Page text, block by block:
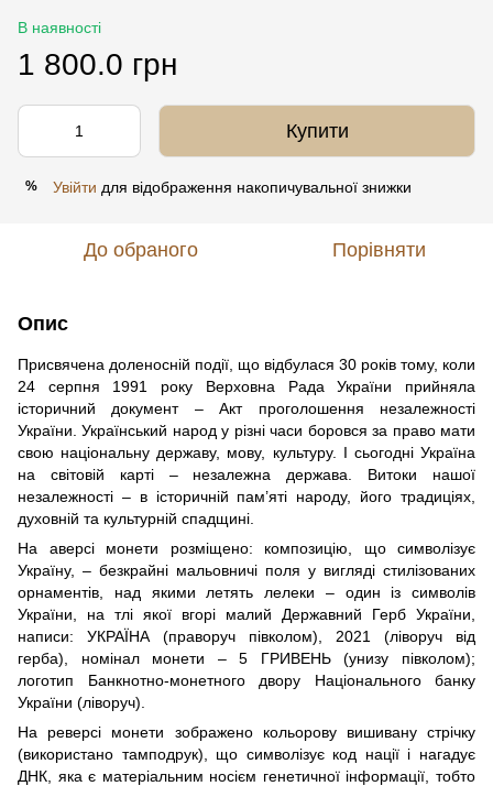
В наявності
1 800.0 грн
Купити
% Увійти для відображення накопичувальної знижки
До обраного Порівняти
Опис
Присвячена доленосній події, що відбулася 30 років тому, коли
24 серпня 1991 року Верховна Рада України прийняла
історичний документ – Акт проголошення незалежності
України. Український народ у різні часи боровся за право мати
свою національну державу, мову, культуру. І сьогодні Україна
на світовій карті – незалежна держава. Витоки нашої
незалежності – в історичній пам’яті народу, його традиціях,
духовній та культурній спадщині.
На аверсі монети розміщено: композицію, що символізує
Україну, – безкрайні мальовничі поля у вигляді стилізованих
орнаментів, над якими летять лелеки – один із символів
України, на тлі якої вгорі малий Державний Герб України,
написи: УКРАЇНА (праворуч півколом), 2021 (ліворуч від
герба), номінал монети – 5 ГРИВЕНЬ (унизу півколом);
логотип Банкнотно-монетного двору Національного банку
України (ліворуч).
На реверсі монети зображено кольорову вишивану стрічку
(використано тамподрук), що символізує код нації і нагадує
ДНК, яка є матеріальним носієм генетичної інформації, тобто